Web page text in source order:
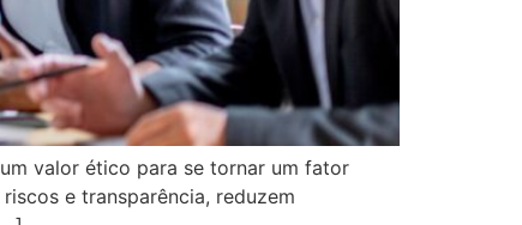
valor ético para se tornar um fator
e transparência, reduzem